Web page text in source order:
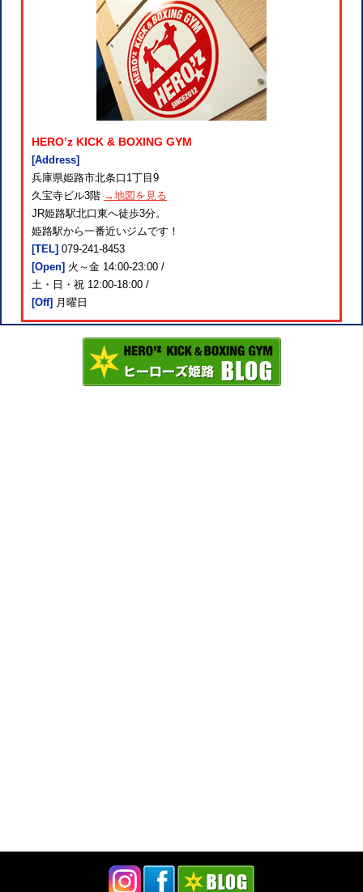
HERO’z KICK & BOXING GYM
[Address]
兵庫県姫路市北条口1丁目9
久宝寺ビル3階 →地図を見る
JR姫路駅北口東へ徒歩3分。
姫路駅から一番近いジムです！
[TEL] 079-241-8453
[Open] 火～金 14:00-23:00 /
土・日・祝 12:00-18:00 /
[Off] 月曜日